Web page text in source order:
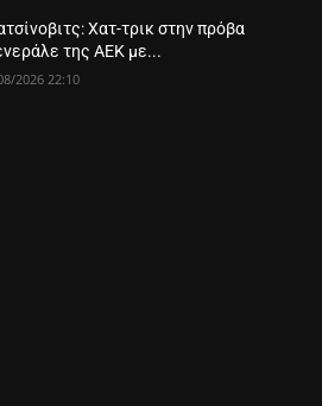
Χατ-τρικ στην πρόβα
της ΑΕΚ με...
2026 22:10